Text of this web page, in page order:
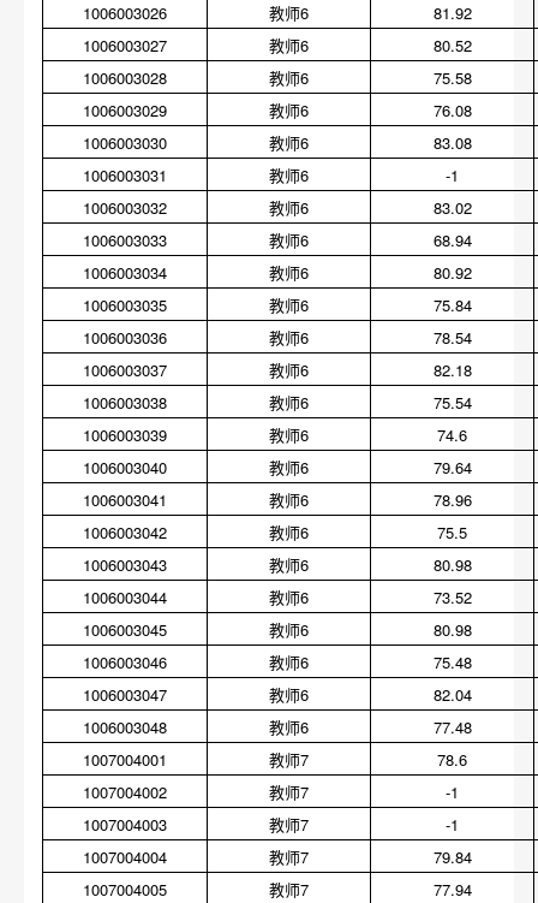
1006003026
教师6
81.92
1006003027
教师6
80.52
1006003028
教师6
75.58
1006003029
教师6
76.08
1006003030
教师6
83.08
1006003031
教师6
-1
1006003032
教师6
83.02
1006003033
教师6
68.94
1006003034
教师6
80.92
1006003035
教师6
75.84
1006003036
教师6
78.54
1006003037
教师6
82.18
1006003038
教师6
75.54
1006003039
教师6
74.6
1006003040
教师6
79.64
1006003041
教师6
78.96
1006003042
教师6
75.5
1006003043
教师6
80.98
1006003044
教师6
73.52
1006003045
教师6
80.98
1006003046
教师6
75.48
1006003047
教师6
82.04
1006003048
教师6
77.48
1007004001
教师7
78.6
1007004002
教师7
-1
1007004003
教师7
-1
1007004004
教师7
79.84
1007004005
教师7
77.94